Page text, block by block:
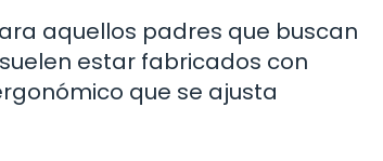
aquellos padres que buscan
estar fabricados con
que se ajusta